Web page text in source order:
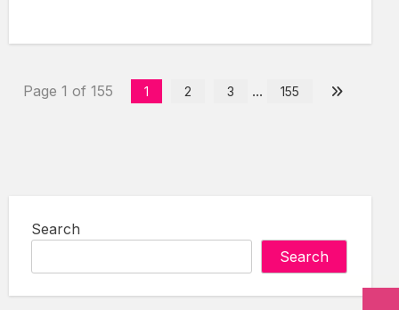
Page 1 of 155 1 2 3 ... 155
Search
Search